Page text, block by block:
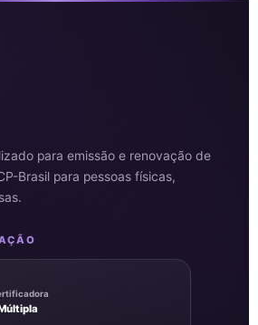
para emissão e renovação de
Brasil para pessoas físicas,